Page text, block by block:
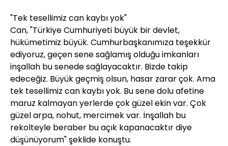
"Tek tesellimiz can kaybı yok"
Can, "Türkiye Cumhuriyeti büyük bir devlet,
hükümetimiz büyük. Cumhurbaşkanımıza teşekkür
ediyoruz, geçen sene sağlamış olduğu imkanları
inşallah bu senede sağlayacaktır. Bizde takip
edeceğiz. Büyük geçmiş olsun, hasar zarar çok. Ama
tek tesellimiz can kaybı yok. Bu sene dolu afetine
maruz kalmayan yerlerde çok güzel ekin var. Çok
güzel arpa, nohut, mercimek var. İnşallah bu
rekolteyle beraber bu açık kapanacaktır diye
düşünüyorum" şeklide konuştu.